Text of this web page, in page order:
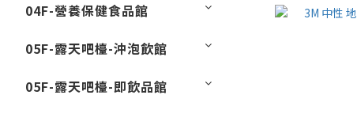
04F-營養保健食品館
05F-露天吧檯-沖泡飲館
05F-露天吧檯-即飲品館